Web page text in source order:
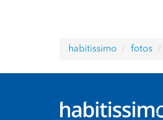
habitissimo fotos